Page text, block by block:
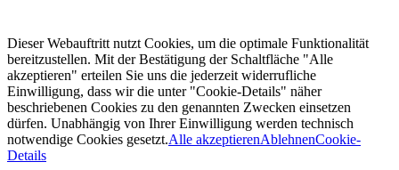
Dieser Webauftritt nutzt Cookies, um die optimale Funktionalität
bereitzustellen. Mit der Bestätigung der Schaltfläche "Alle
akzeptieren" erteilen Sie uns die jederzeit widerrufliche
Einwilligung, dass wir die unter "Cookie-Details" näher
beschriebenen Cookies zu den genannten Zwecken einsetzen
dürfen. Unabhängig von Ihrer Einwilligung werden technisch
notwendige Cookies gesetzt.Alle akzeptierenAblehnenCookie-
Details